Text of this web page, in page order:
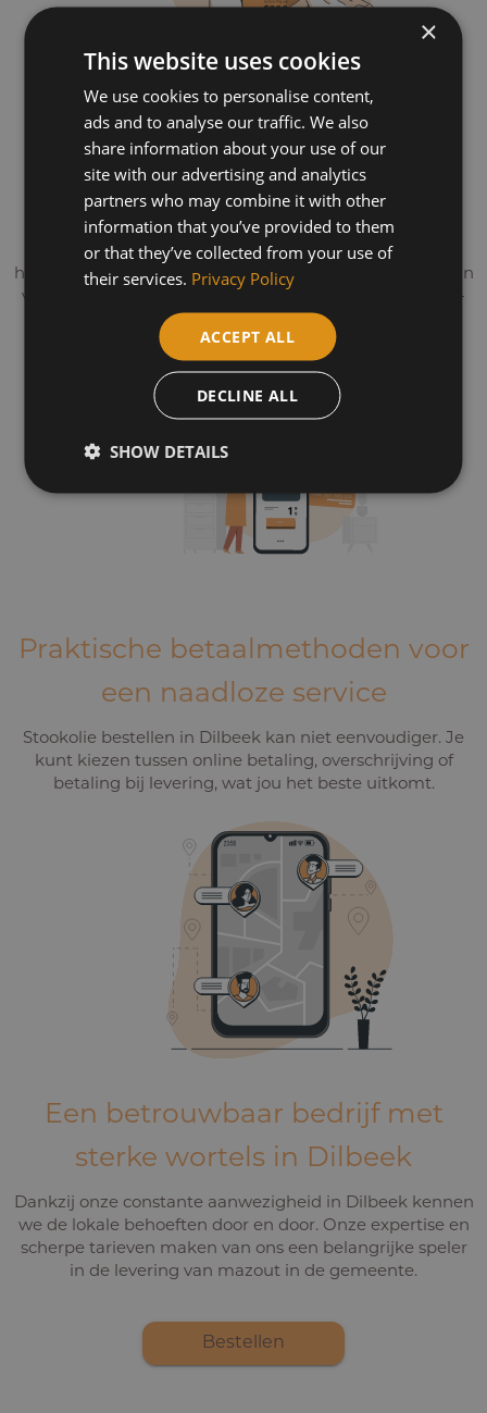
Plus Mazout voor optimale
prestaties
Onze Plus Mazout is de ideale keuze voor mensen die
hun huis efficiënt willen verwarmen en tegelijkertijd hun
verbruik willen verlagen. Het biedt een betere energie-
efficiëntie en vermindert reststoffen in je ketel.
Praktische betaalmethoden voor
een naadloze service
Stookolie bestellen in Dilbeek kan niet eenvoudiger. Je
kunt kiezen tussen online betaling, overschrijving of
betaling bij levering, wat jou het beste uitkomt.
Een betrouwbaar bedrijf met
sterke wortels in Dilbeek
Dankzij onze constante aanwezigheid in Dilbeek kennen
we de lokale behoeften door en door. Onze expertise en
scherpe tarieven maken van ons een belangrijke speler
in de levering van mazout in de gemeente.
Bestellen
×
This website uses cookies
We use cookies to personalise content,
ads and to analyse our traffic. We also
share information about your use of our
site with our advertising and analytics
partners who may combine it with other
information that you’ve provided to them
or that they’ve collected from your use of
their services. Privacy Policy
ACCEPT ALL
DECLINE ALL
SHOW DETAILS